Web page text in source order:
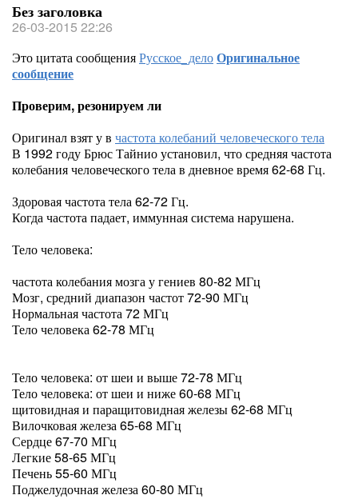
Без заголовка
26-03-2015 22:26
Это цитата сообщенияРусское_делоОригинальное
сообщение
Проверим, резонируем ли
Оригинал взят ув частота колебаний человеческого тела
В 1992 году Брюс Тайнио установил, что средняя частота
колебания человеческого тела в дневное время 62-68 Гц.
Здоровая частота тела 62-72 Гц.
Когда частота падает, иммунная система нарушена.
Тело человека:
частота колебания мозга у гениев 80-82 МГц
Мозг, средний диапазон частот 72-90 МГц
Нормальная частота 72 МГц
Тело человека 62-78 МГц
Тело человека: от шеи и выше 72-78 МГц
Тело человека: от шеи и ниже 60-68 МГц
щитовидная и паращитовидная железы 62-68 МГц
Вилочковая железа 65-68 МГц
Сердце 67-70 МГц
Легкие 58-65 МГц
Печень 55-60 МГц
Поджелудочная железа 60-80 МГц